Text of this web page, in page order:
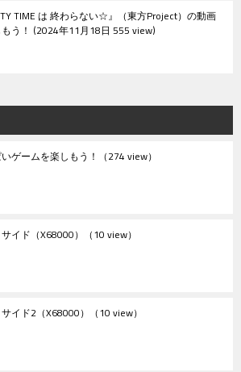
TIME は 終わらない☆』（東方Project）の動画
う！ 2024年11月18日 555 view
ゲームを楽しもう！ （274 view）
イド（X68000） （10 view）
イド2（X68000） （10 view）